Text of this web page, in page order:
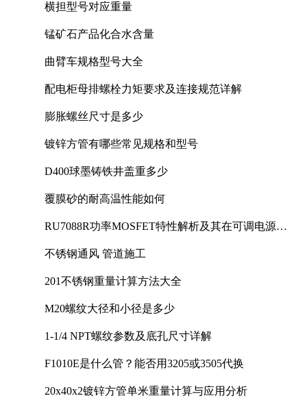
横担型号对应重量
锰矿石产品化合水含量
曲臂车规格型号大全
配电柜母排螺栓力矩要求及连接规范详解
膨胀螺丝尺寸是多少
镀锌方管有哪些常见规格和型号
D400球墨铸铁井盖重多少
覆膜砂的耐高温性能如何
RU7088R功率MOSFET特性解析及其在可调电源设
不锈钢通风 管道施工
201不锈钢重量计算方法大全
M20螺纹大径和小径是多少
1-1/4 NPT螺纹参数及底孔尺寸详解
F1010E是什么管？能否用3205或3505代换
20x40x2镀锌方管单米重量计算与应用分析